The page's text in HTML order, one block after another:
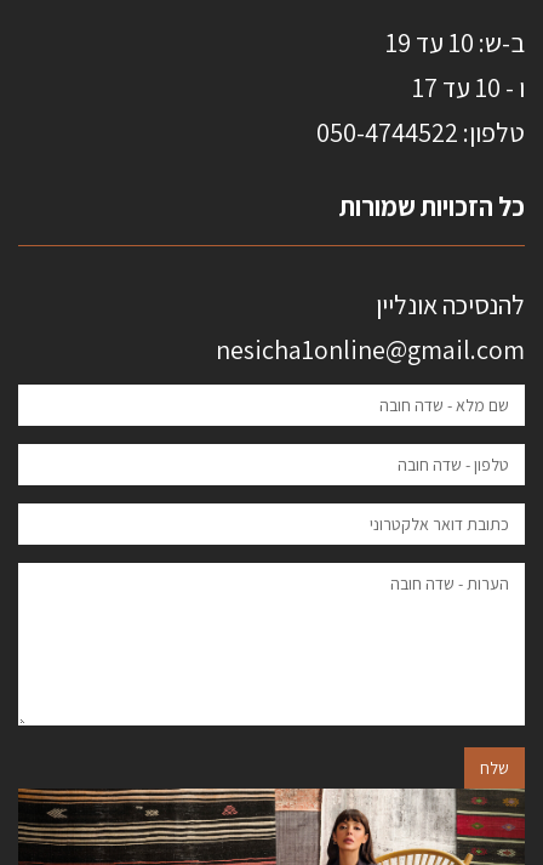
ב-ש: 10 עד 19
ו - 10 עד 17
טלפון: 0 50-4744522
כל הזכויות שמורות
להנסיכה אונליין
nesicha1online@gmail.com
שלח
הבא